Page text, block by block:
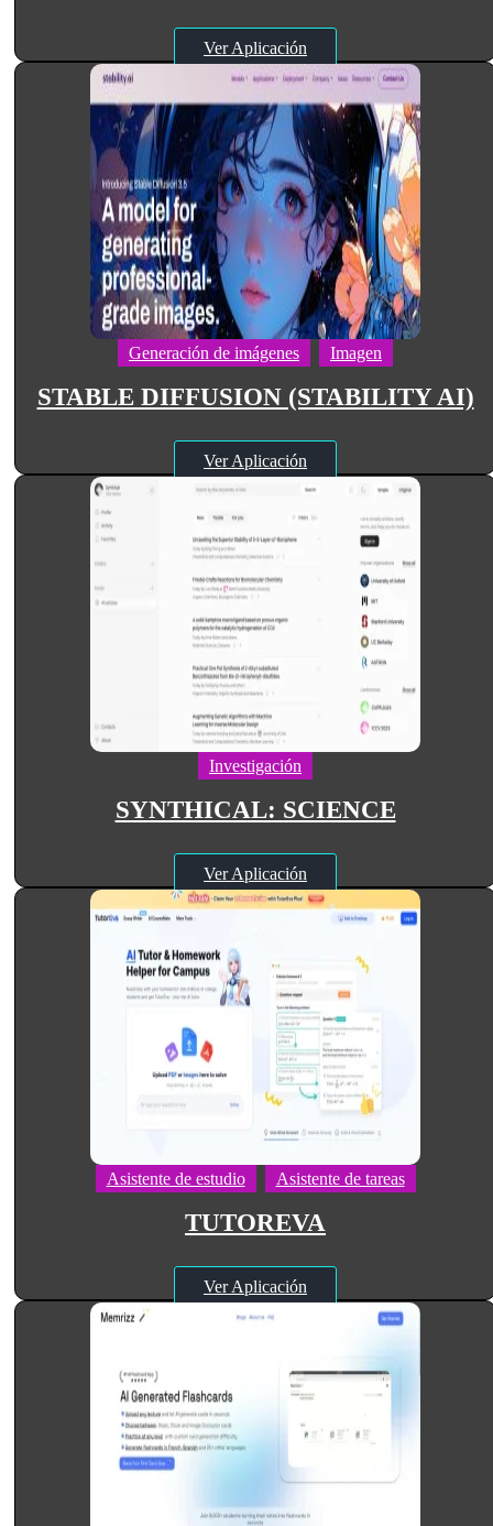
Ver Aplicación
Generación de imágenes Imagen
STABLE DIFFUSION (STABILITY AI)
Ver Aplicación
Investigación
SYNTHICAL: SCIENCE
Ver Aplicación
Asistente de estudio Asistente de tareas
TUTOREVA
Ver Aplicación